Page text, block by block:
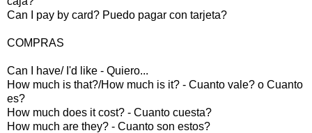
Can I pay by card? Puedo pagar con tarjeta?
COMPRAS
Can I have/ I'd like - Quiero...
How much is that?/How much is it? - Cuanto vale? o Cuanto
es?
How much does it cost? - Cuanto cuesta?
How much are they? - Cuanto son estos?